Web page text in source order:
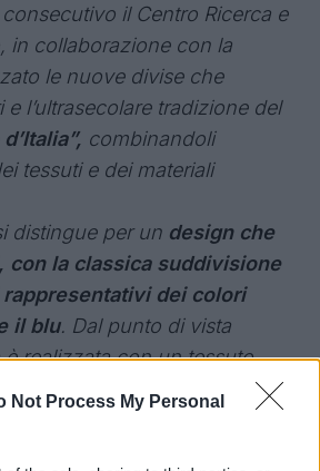
Not Process My Personal
il Centro Ricerca e
in collaborazione con la
le nuove divise che
l’ultrasecolare tradizione del
combinandoli
tessuti e dei materiali
distingue per un design che
con la classica suddivisione
dei colori
il blu. Dal punto di vista
realizzata con un tessuto
mentre i pantaloncini, di